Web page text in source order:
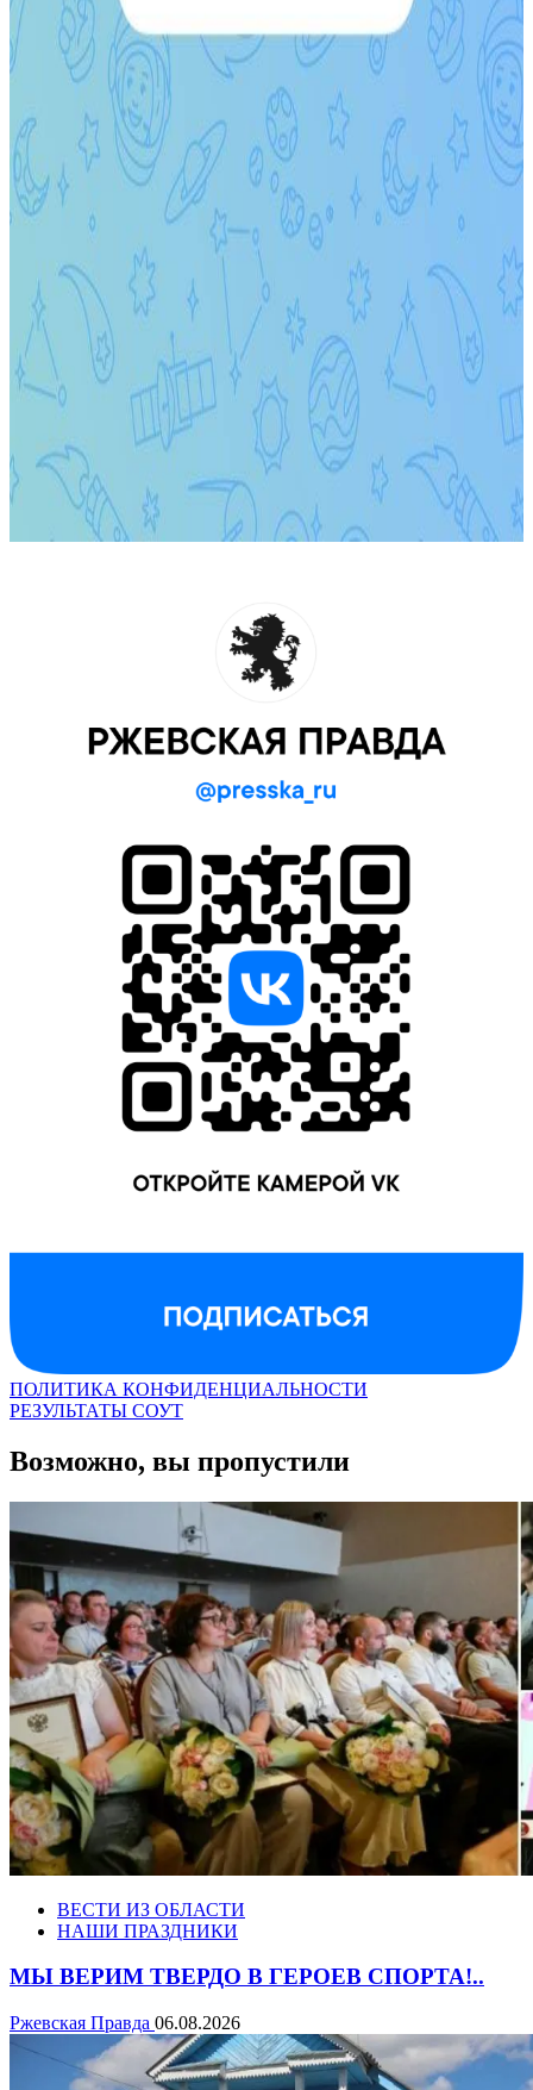
ПОЛИТИКА КОНФИДЕНЦИАЛЬНОСТИ
РЕЗУЛЬТАТЫ СОУТ
Возможно, вы пропустили
ВЕСТИ ИЗ ОБЛАСТИ
НАШИ ПРАЗДНИКИ
МЫ ВЕРИМ ТВЕРДО В ГЕРОЕВ СПОРТА!..
Ржевская Правда 06.08.2026